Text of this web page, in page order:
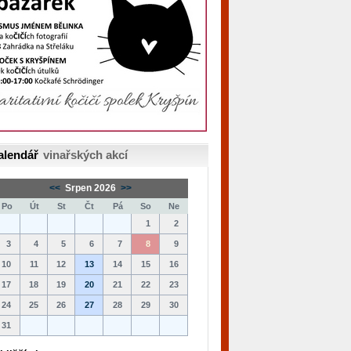
vinařských akcí
<< Srpen 2026 >>
Út St Čt Pá So
Ne
1
2
3 4 5 6 7 8 9
10 11 12 13 14 15 16
17 18 19 20 21 22 23
24 25 26 27 28 29 30
31